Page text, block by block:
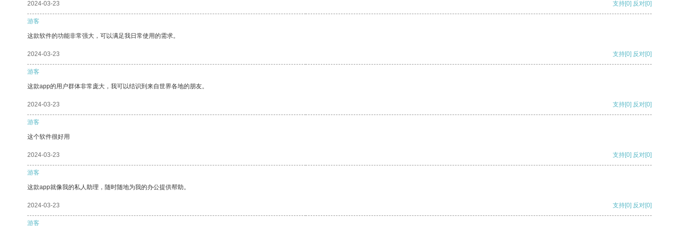
2024-03-23 支持[0] 反对[0]
游客
这款软件的功能非常强大，可以满足我日常使用的需求。
2024-03-23 支持[0] 反对[0]
游客
这款app的用户群体非常庞大，我可以结识到来自世界各地的朋友。
2024-03-23 支持[0] 反对[0]
游客
这个软件很好用
2024-03-23 支持[0] 反对[0]
游客
这款app就像我的私人助理，随时随地为我的办公提供帮助。
2024-03-23 支持[0] 反对[0]
游客